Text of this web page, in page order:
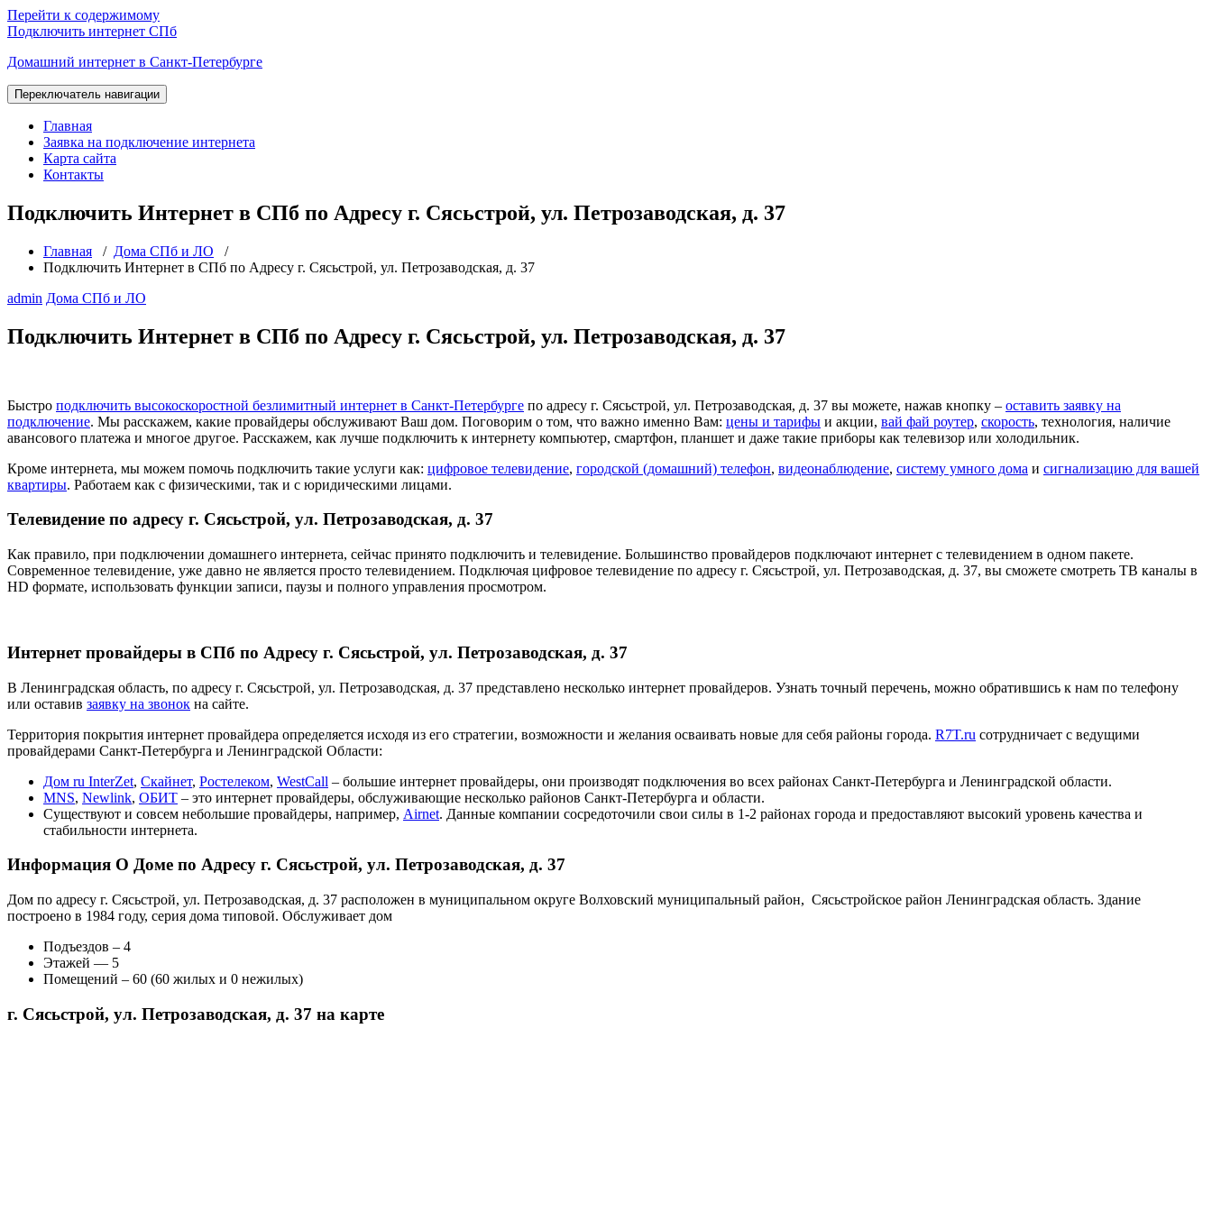
Перейти к содержимому
Подключить интернет СПб
Домашний интернет в Санкт-Петербурге
Переключатель навигации
Главная
Заявка на подключение интернета
Карта сайта
Контакты
Подключить Интернет в СПб по Адресу г. Сясьстрой, ул. Петрозаводская, д. 37
Главная / Дома СПб и ЛО /
Подключить Интернет в СПб по Адресу г. Сясьстрой, ул. Петрозаводская, д. 37
admin Дома СПб и ЛО
Подключить Интернет в СПб по Адресу г. Сясьстрой, ул. Петрозаводская, д. 37
Быстро подключить высокоскоростной безлимитный интернет в Санкт-Петербурге по адресу г. Сясьстрой, ул. Петрозаводская, д. 37 вы можете, нажав кнопку – оставить заявку на
подключение. Мы расскажем, какие провайдеры обслуживают Ваш дом. Поговорим о том, что важно именно Вам: цены и тарифы и акции, вай фай роутер, скорость, технология, наличие
авансового платежа и многое другое. Расскажем, как лучше подключить к интернету компьютер, смартфон, планшет и даже такие приборы как телевизор или холодильник.
Кроме интернета, мы можем помочь подключить такие услуги как: цифровое телевидение, городской (домашний) телефон, видеонаблюдение, систему умного дома и сигнализацию для вашей
квартиры. Работаем как с физическими, так и с юридическими лицами.
Телевидение по адресу г. Сясьстрой, ул. Петрозаводская, д. 37
Как правило, при подключении домашнего интернета, сейчас принято подключить и телевидение. Большинство провайдеров подключают интернет с телевидением в одном пакете.
Современное телевидение, уже давно не является просто телевидением. Подключая цифровое телевидение по адресу г. Сясьстрой, ул. Петрозаводская, д. 37, вы сможете смотреть ТВ каналы в
HD формате, использовать функции записи, паузы и полного управления просмотром.
Интернет провайдеры в СПб по Адресу г. Сясьстрой, ул. Петрозаводская, д. 37
В Ленинградская область, по адресу г. Сясьстрой, ул. Петрозаводская, д. 37 представлено несколько интернет провайдеров. Узнать точный перечень, можно обратившись к нам по телефону
или оставив заявку на звонок на сайте.
Территория покрытия интернет провайдера определяется исходя из его стратегии, возможности и желания осваивать новые для себя районы города. R7T.ru сотрудничает с ведущими
провайдерами Санкт-Петербурга и Ленинградской Области:
Дом ru InterZet, Скайнет, Ростелеком, WestCall – большие интернет провайдеры, они производят подключения во всех районах Санкт-Петербурга и Ленинградской области.
MNS, Newlink, ОБИТ – это интернет провайдеры, обслуживающие несколько районов Санкт-Петербурга и области.
Существуют и совсем небольшие провайдеры, например, Airnet. Данные компании сосредоточили свои силы в 1-2 районах города и предоставляют высокий уровень качества и
стабильности интернета.
Информация О Доме по Адресу г. Сясьстрой, ул. Петрозаводская, д. 37
Дом по адресу г. Сясьстрой, ул. Петрозаводская, д. 37 расположен в муниципальном округе Волховский муниципальный район, Сясьстройское район Ленинградская область. Здание
построено в 1984 году, серия дома типовой. Обслуживает дом
Подъездов – 4
Этажей — 5
Помещений – 60 (60 жилых и 0 нежилых)
г. Сясьстрой, ул. Петрозаводская, д. 37 на карте